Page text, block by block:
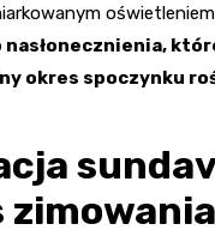
okres spoczynku
zimowania